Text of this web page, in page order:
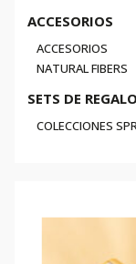
ACCESORIOS
ACCESORIOS
NATURAL FIBERS
SETS DE REGALO
COLECCIONES